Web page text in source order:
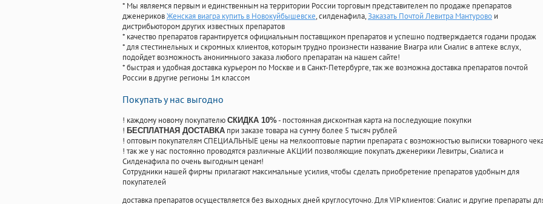
* Мы являемся первым и единственным на территории России торговым представителем по продаже препаратов
дженериковЖенская виагра купить в Новокуйбышевске, силденафила,Заказать Почтой Левитра Мантурово и
дистрибьютором других известных препаратов
* качество препаратов гарантируется официальным поставщиком препаратов и успешно подтверждается годами продаж
* для стестинельных и скромных клиентов, которым трудно произнести название Виагра или Сиалис в аптеке вслух,
подойдет возможность анонимныого заказа любого препаратан на нашем сайте!
* быстрая и удобная доставка курьером по Москве и в Санкт-Петербурге, так же возможна доставка препаратов почтой
России в другие регионы 1м классом
Покупать у нас выгодно
! каждому новому покупателю СКИДКА 10%- постоянная дисконтная карта на последующие покупки
! БЕСПЛАТНАЯ ДОСТАВКА при заказе товара на сумму более 5 тысяч рублей
! оптовым покупателям СПЕЦИАЛЬНЫЕ цены на мелкооптовые партии препарата с возможностью выписки товарного
! так же у нас постоянно проводятся различные АКЦИИ позволяющие покупать дженерики Левитры, Сиалиса и
Силденафила по очень выгодным ценам!
Cотрудники нашей фирмы прилагают максимальные усилия, чтобы сделать приобретение препаратов удобным для
покупателей
доставка препаратов осуществляется без выходных дней круглосуточно. Для VIP клиентов: Сиалис и другие препараты